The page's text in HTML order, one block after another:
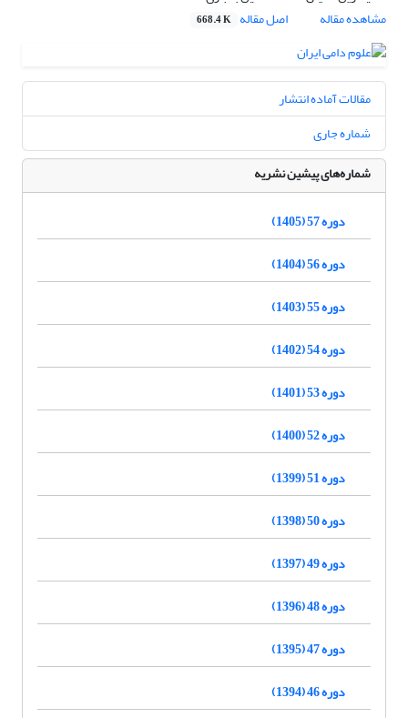
مشاهده مقاله
اصل مقاله 668.4 K
مقالات آماده انتشار
شماره جاری
شماره‌های پیشین نشریه
دوره 57 (1405)
دوره 56 (1404)
دوره 55 (1403)
دوره 54 (1402)
دوره 53 (1401)
دوره 52 (1400)
دوره 51 (1399)
دوره 50 (1398)
دوره 49 (1397)
دوره 48 (1396)
دوره 47 (1395)
دوره 46 (1394)